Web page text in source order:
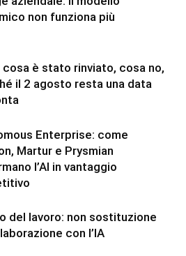
non funziona più
cosa è stato rinviato, cosa no,
il 2 agosto resta una data
Enterprise: come
Martur e Prysmian
l’AI in vantaggio
del lavoro: non sostituzione
con l’IA